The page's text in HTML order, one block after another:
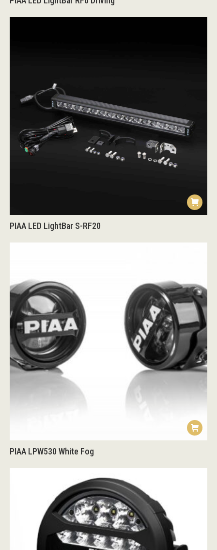
PIAA LED LightBar S-RF20
PIAA LPW530 White Fog